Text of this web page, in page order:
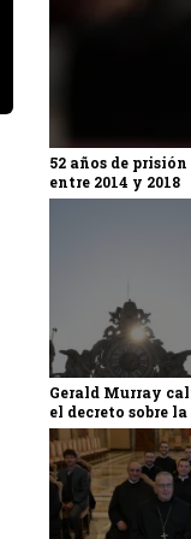
52 años de
entre 2014 y 2018
Gerald Murray
el decreto sobre la